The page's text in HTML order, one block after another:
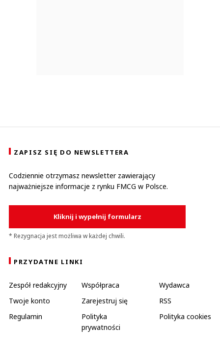
ZAPISZ SIĘ DO NEWSLETTERA
Codziennie otrzymasz newsletter zawierający
najważniejsze informacje z rynku FMCG w Polsce.
Kliknij i wypełnij formularz
* Rezygnacja jest możliwa w każdej chwili.
PRZYDATNE LINKI
Zespół redakcyjny Współpraca
Wydawca
Twoje konto
Zarejestruj się
RSS
Regulamin
Polityka
prywatności
Polityka cookies